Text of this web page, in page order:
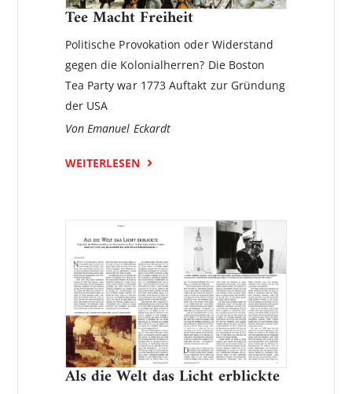
Tee Macht Freiheit
Politische Provokation oder Widerstand
gegen die Kolonialherren? Die Boston
Tea Party war 1773 Auftakt zur Gründung
der USA
Von Emanuel Eckardt
WEITERLESEN
Als die Welt das Licht erblickte